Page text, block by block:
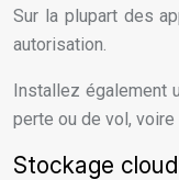
Sur la plupart des
autorisation.
Installez également
perte ou de vol,
Stockage